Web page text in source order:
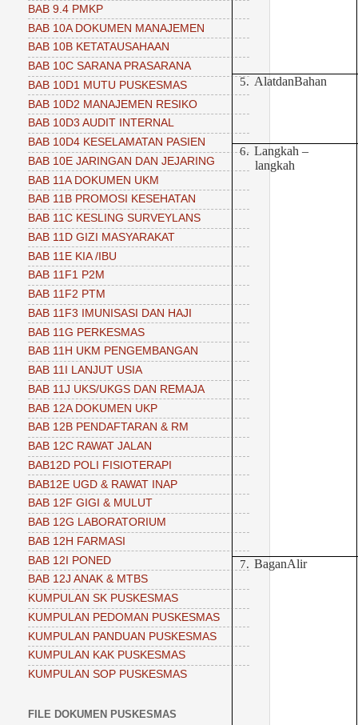
5. AlatdanBahan
6. Langkah –
langkah
7. BaganAlir
BAB 9.4 PMKP
BAB 10A DOKUMEN MANAJEMEN
BAB 10B KETATAUSAHAAN
BAB 10C SARANA PRASARANA
BAB 10D1 MUTU PUSKESMAS
BAB 10D2 MANAJEMEN RESIKO
BAB 10D3 AUDIT INTERNAL
BAB 10D4 KESELAMATAN PASIEN
BAB 10E JARINGAN DAN JEJARING
BAB 11A DOKUMEN UKM
BAB 11B PROMOSI KESEHATAN
BAB 11C KESLING SURVEYLANS
BAB 11D GIZI MASYARAKAT
BAB 11E KIA /IBU
BAB 11F1 P2M
BAB 11F2 PTM
BAB 11F3 IMUNISASI DAN HAJI
BAB 11G PERKESMAS
BAB 11H UKM PENGEMBANGAN
BAB 11I LANJUT USIA
BAB 11J UKS/UKGS DAN REMAJA
BAB 12A DOKUMEN UKP
BAB 12B PENDAFTARAN & RM
BAB 12C RAWAT JALAN
BAB12D POLI FISIOTERAPI
BAB12E UGD & RAWAT INAP
BAB 12F GIGI & MULUT
BAB 12G LABORATORIUM
BAB 12H FARMASI
BAB 12I PONED
BAB 12J ANAK & MTBS
KUMPULAN SK PUSKESMAS
KUMPULAN PEDOMAN PUSKESMAS
KUMPULAN PANDUAN PUSKESMAS
KUMPULAN KAK PUSKESMAS
KUMPULAN SOP PUSKESMAS
FILE DOKUMEN PUSKESMAS